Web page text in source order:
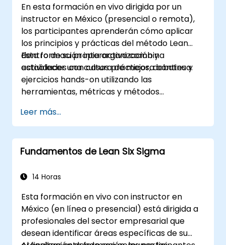
En esta formación en vivo dirigida por un
instructor en México (presencial o remota),
los participantes aprenderán cómo aplicar
los principios y prácticas del método Lean
dentro de su propia organización y
establecer una cultura de mejora continua.
Esta formación interactiva combina
actividades con casos prácticos, debates y
ejercicios hands-on utilizando las
herramientas, métricas y métodos
procesos Lean. Además, el objetivo de este
entrenamiento es inculcar la mentalidad del
pensamiento Lean.
Leer más...
Fundamentos de Lean Six Sigma
14 Horas
Esta formación en vivo con instructor en
México (en línea o presencial) está dirigida a
profesionales del sector empresarial que
desean identificar áreas específicas de su